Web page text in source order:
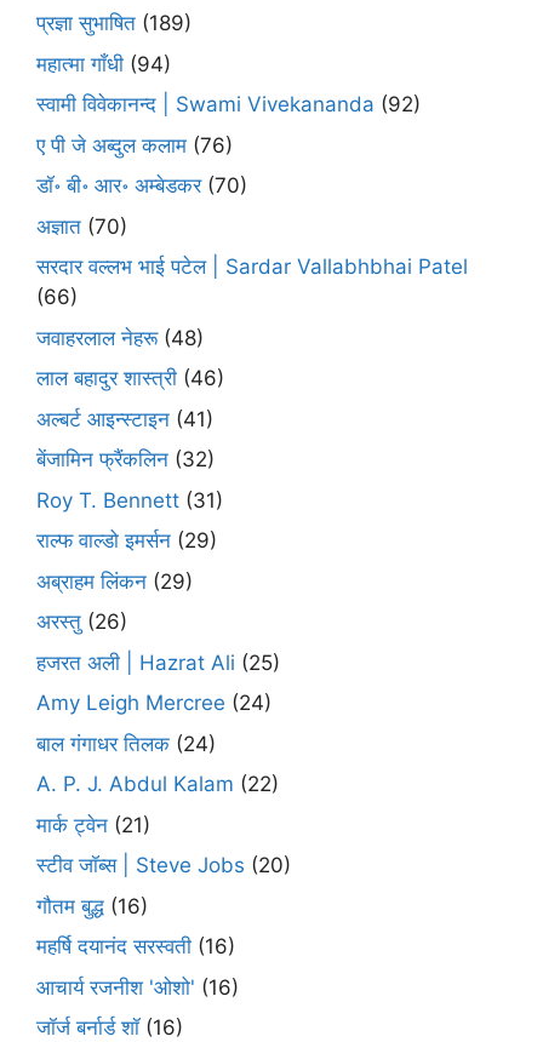
प्रज्ञा सुभाषित (189)
महात्मा गाँधी (94)
स्वामी विवेकानन्द | Swami Vivekananda (92)
ए पी जे अब्दुल कलाम (76)
डॉ॰ बी॰ आर॰ अम्बेडकर(70)
अज्ञात (70)
सरदार वल्लभ भाई पटेल | Sardar Vallabhbhai Patel
(66)
जवाहरलाल नेहरू(48)
लाल बहादुर शास्त्री (46)
अल्बर्ट आइन्स्टाइन (41)
बेंजामिन फ्रैंकलिन (32)
Roy T. Bennett (31)
राल्फ वाल्डो इमर्सन (29)
अब्राहम लिंकन (29)
अरस्तु (26)
हजरत अली | Hazrat Ali (25)
Amy Leigh Mercree (24)
बाल गंगाधर तिलक (24)
A. P. J. Abdul Kalam (22)
मार्क ट्वेन (21)
स्टीव जॉब्स | Steve Jobs (20)
गौतम बुद्ध (16)
महर्षि दयानंद सरस्वती (16)
आचार्य रजनीश 'ओशो' (16)
जॉर्ज बर्नार्ड शॉ(16)